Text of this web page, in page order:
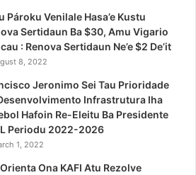
Pároku Venilale Hasa’e Kustu
Sertidaun Ba $30, Amu Vigario
: Renova Sertidaun Ne’e $2 De’it
8, 2022
Jeronimo Sei Tau Prioridade
Infrastrutura Iha
Hafoin Re-Eleitu Ba Presidente
Periodu 2022-2026
1, 2022
Ona KAFI Atu Rezolve